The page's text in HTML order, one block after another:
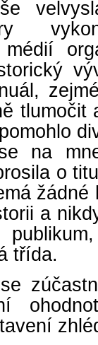
médií
tlumočit
na
o
a
třída.